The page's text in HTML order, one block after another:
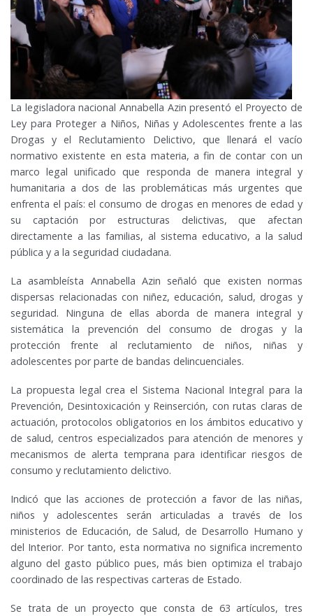
La legisladora nacional Annabella Azin presentó el Proyecto de
Ley para Proteger a Niños, Niñas y Adolescentes frente a las
Drogas y el Reclutamiento Delictivo, que llenará el vacío
normativo existente en esta materia, a fin de contar con un
marco legal unificado que responda de manera integral y
humanitaria a dos de las problemáticas más urgentes que
enfrenta el país: el consumo de drogas en menores de edad y
su captación por estructuras delictivas, que afectan
directamente a las familias, al sistema educativo, a la salud
pública y a la seguridad ciudadana.
La asambleísta Annabella Azin señaló que existen normas
dispersas relacionadas con niñez, educación, salud, drogas y
seguridad. Ninguna de ellas aborda de manera integral y
sistemática la prevención del consumo de drogas y la
protección frente al reclutamiento de niños, niñas y
adolescentes por parte de bandas delincuenciales.
La propuesta legal crea el Sistema Nacional Integral para la
Prevención, Desintoxicación y Reinserción, con rutas claras de
actuación, protocolos obligatorios en los ámbitos educativo y
de salud, centros especializados para atención de menores y
mecanismos de alerta temprana para identificar riesgos de
consumo y reclutamiento delictivo.
Indicó que las acciones de protección a favor de las niñas,
niños y adolescentes serán articuladas a través de los
ministerios de Educación, de Salud, de Desarrollo Humano y
del Interior. Por tanto, esta normativa no significa incremento
alguno del gasto público pues, más bien optimiza el trabajo
coordinado de las respectivas carteras de Estado.
Se trata de un proyecto que consta de 63 artículos, tres